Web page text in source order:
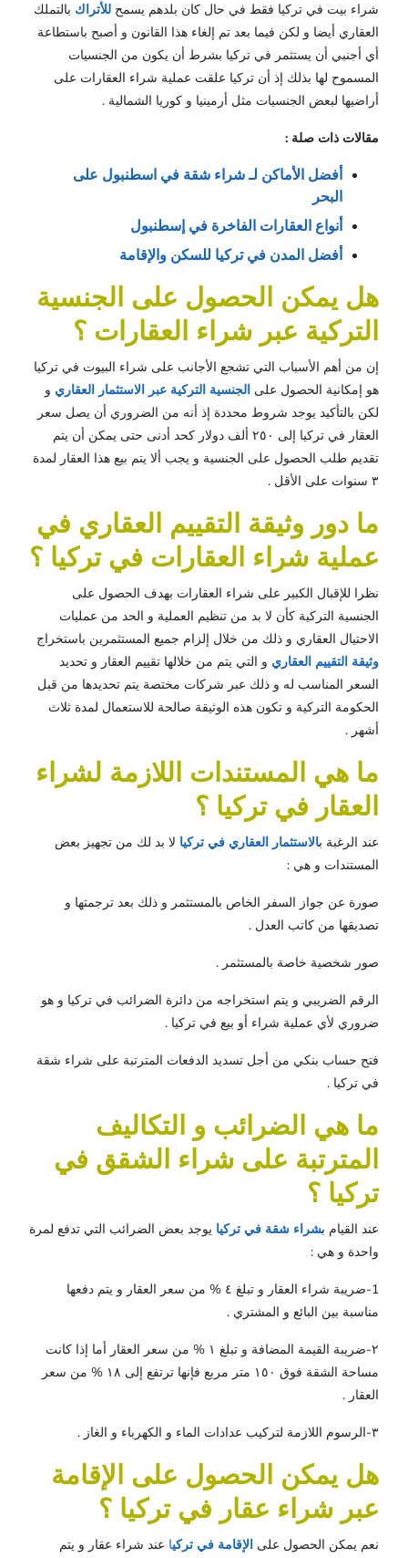
شراء بيت في تركيا فقط في حال كان بلدهم يسمح للأتراك بالتملك
العقاري أيضا و لكن فيما بعد تم إلغاء هذا القانون و أصبح باستطاعة
أي أجنبي أن يستثمر في تركيا بشرط أن يكون من الجنسيات
المسموح لها بذلك إذ أن تركيا علقت عملية شراء العقارات على
أراضيها لبعض الجنسيات مثل أرمينيا و كوريا الشمالية .
مقالات ذات صلة :
البحر
أنواع العقارات الفاخرة في إسطنبول
أفضل المدن في تركيا للسكن والإقامة
هل يمكن الحصول على الجنسية
التركية عبر شراء العقارات ؟
إن من أهم الأسباب التي تشجع الأجانب على شراء البيوت في تركيا
هو إمكانية الحصول على الجنسية التركية عبر الاستثمار العقاري و
لكن بالتأكيد يوجد شروط محددة إذ أنه من الضروري أن يصل سعر
العقار في تركيا إلى ٢٥٠ ألف دولار كحد أدنى حتى يمكن أن يتم
تقديم طلب الحصول على الجنسية و يجب ألا يتم بيع هذا العقار لمدة
٣ سنوات على الأقل .
ما دور وثيقة التقييم العقاري في
عملية شراء العقارات في تركيا ؟
نظرا للإقبال الكبير على شراء العقارات بهدف الحصول على
الجنسية التركية كأن لا بد من تنظيم العملية و الحد من عمليات
الاحتيال العقاري و ذلك من خلال إلزام جميع المستثمرين باستخراج
وثيقة التقييم العقاري و التي يتم من خلالها تقييم العقار و تحديد
السعر المناسب له و ذلك عبر شركات مختصة يتم تحديدها من قبل
الحكومة التركية و تكون هذه الوثيقة صالحة للاستعمال لمدة ثلاث
أشهر .
ما هي المستندات اللازمة لشراء
العقار في تركيا ؟
عند الرغبة بالاستثمار العقاري في تركيا لا بد لك من تجهيز بعض
المستندات و هي :
صورة عن جواز السفر الخاص بالمستثمر و ذلك بعد ترجمتها و
تصديقها من كاتب العدل .
صور شخصية خاصة بالمستثمر .
الرقم الضريبي و يتم استخراجه من دائرة الضرائب في تركيا و هو
ضروري لأي عملية شراء أو بيع في تركيا .
فتح حساب بنكي من أجل تسديد الدفعات المترتبة على شراء شقة
في تركيا .
ما هي الضرائب و التكاليف
المترتبة على شراء الشقق في
تركيا ؟
عند القيام بشراء شقة في تركيا يوجد بعض الضرائب التي تدفع لمرة
واحدة و هي :
1-ضريبة شراء العقار و تبلغ ٤ % من سعر العقار و يتم دفعها
مناسبة بين البائع و المشتري .
٢-ضريبة القيمة المضافة و تبلغ ١ % من سعر العقار أما إذا كانت
مساحة الشقة فوق ١٥٠ متر مربع فإنها ترتفع إلى ١٨ % من سعر
العقار .
٣-الرسوم اللازمة لتركيب عدادات الماء و الكهرباء و الغاز .
هل يمكن الحصول على الإقامة
عبر شراء عقار في تركيا ؟
نعم يمكن الحصول على الإقامة في تركيا عند شراء عقار و يتم